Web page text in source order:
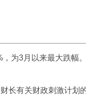
为3月以来最大跌幅
长有关财政刺激计划